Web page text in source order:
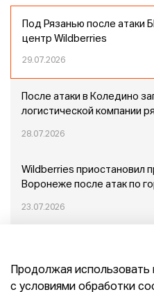
Под Рязанью после атаки
центр Wildberries
29.07.2026
После атаки в Коледино
логистической компании
28.07.2026
Wildberries приостановил
Воронеже после атак по
23.07.2026
Продолжая
с условиями обработки